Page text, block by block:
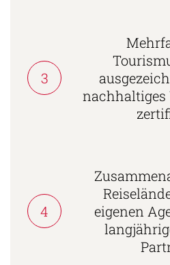
3
nachhaltiges
4
eigenen